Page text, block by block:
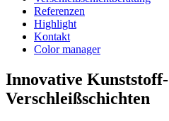
Referenzen
Highlight
Kontakt
Color manager
Innovative Kunststoff-
Verschleißschichten